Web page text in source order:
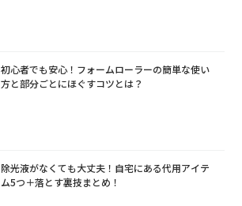
初心者でも安心！フォームローラーの簡単な使い
方と部分ごとにほぐすコツとは？
除光液がなくても大丈夫！自宅にある代用アイテ
ム5つ＋落とす裏技まとめ！